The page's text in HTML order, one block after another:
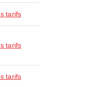
tarifs
tarifs
tarifs